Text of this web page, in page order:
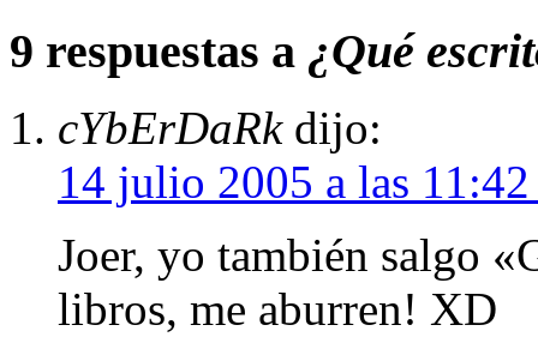
9 respuestas a ¿Qué
cYbErDaRk dijo:
14 julio 2005 a las 11:42
Joer, yo también salgo
libros, me aburren! XD